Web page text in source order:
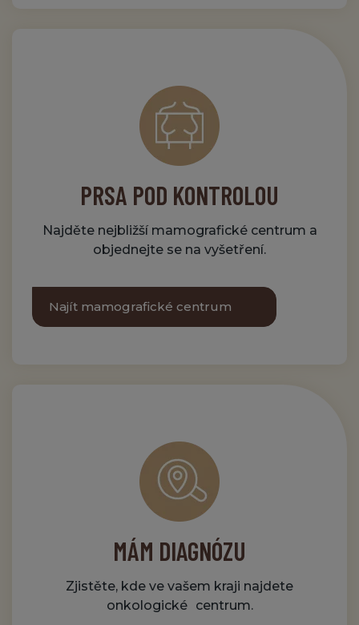
PRSA POD KONTROLOU
Najděte nejbližší mamografické centrum a
objednejte se na vyšetření.
Najít mamografické centrum
MÁM DIAGNÓZU
Zjistěte, kde ve vašem kraji najdete
onkologické centrum.